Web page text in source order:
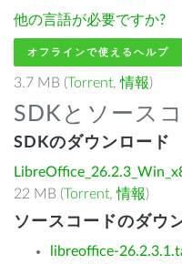
他の言語が必要ですか?
オフラインで使えるヘルプ
3.7 MB (Torrent,情報)
SDKとソース
SDKのダウンロード
22 MB (Torrent,情報)
ソースコードのダウ
libreoffice-